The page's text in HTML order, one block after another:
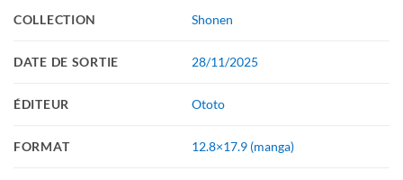
COLLECTION Shonen
DATE DE SORTIE 28/11/2025
ÉDITEUR Ototo
FORMAT 12.8×17.9 (manga)